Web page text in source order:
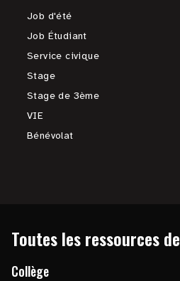
Job d'été
Job Étudiant
Service civique
Stage
Stage de 3ème
VIE
Bénévolat
Toutes les ressources de
Collège